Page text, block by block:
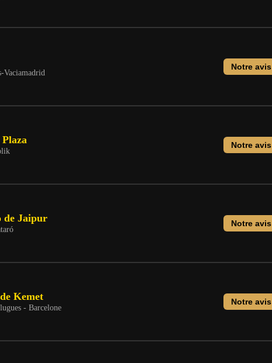
Vaciamadrid
Notre avis
Notre avis
de Jaipur Notre avis
Kemet
- Barcelone
Notre avis